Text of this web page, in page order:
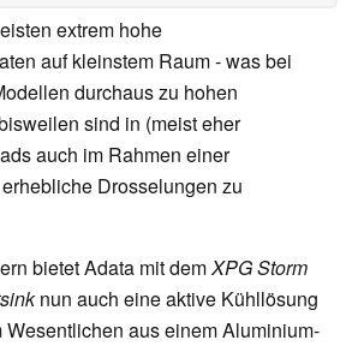
extrem hohe
auf kleinstem Raum - was bei
durchaus zu hohen
sind in (meist eher
auch im Rahmen einer
Drosselungen zu
bietet Adata mit demXPG Storm
nun auch eine aktive Kühllösung
aus einem Aluminium-